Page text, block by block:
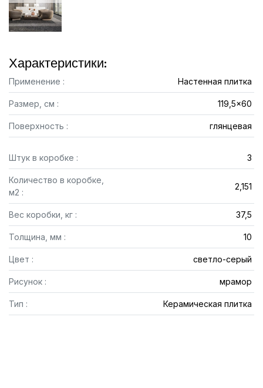
Характеристики:
Применение : Настенная плитка
Размер, см : 119,5x60
Поверхность : глянцевая
Штук в коробке : 3
Количество в коробке,
м2 :
2,151
Вес коробки, кг : 37,5
Толщина, мм : 10
Цвет : светло-серый
Рисунок : мрамор
Тип : Керамическая плитка